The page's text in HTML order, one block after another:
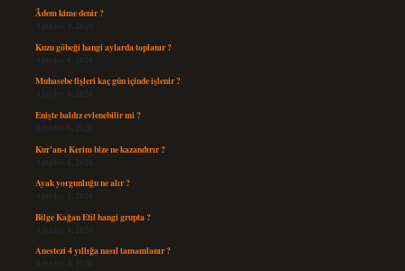
Âdem kime denir ?
Ağustos 9, 2026
Kuzu göbeği hangi aylarda toplanır ?
Ağustos 8, 2026
Muhasebe fişleri kaç gün içinde işlenir ?
Ağustos 8, 2026
Enişte baldız evlenebilir mi ?
Ağustos 6, 2026
Kur’an-ı Kerim bize ne kazandırır ?
Ağustos 6, 2026
Ayak yorgunluğu ne alır ?
Ağustos 5, 2026
Bilge Kağan Etil hangi grupta ?
Ağustos 4, 2026
Anestezi 4 yıllığa nasıl tamamlanır ?
Ağustos 4, 2026